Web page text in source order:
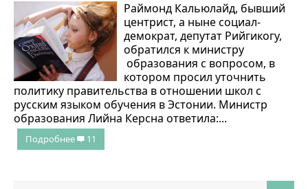
Раймонд Кальюлайд, бывший
центрист, а ныне социал-
демократ, депутат Рийгикогу,
обратился к министру
образования с вопросом, в
котором просил уточнить
политику правительства в отношении школ с
русским языком обучения в Эстонии. Министр
образования Лийна Керсна ответила:...
Подробнее 11